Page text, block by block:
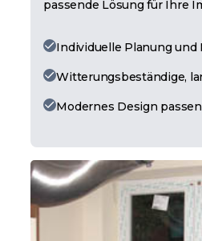
passende Lösung für Ihre
Individuelle Planung und
Witterungsbeständige,
Modernes Design